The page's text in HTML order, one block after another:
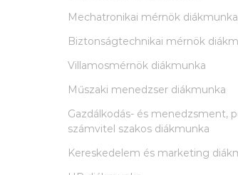
Mechatronikai mérnök diákmunka
Biztonságtechnikai mérnök
Villamosmérnök diákmunka
Műszaki menedzser diákmunka
Gazdálkodás- és menedzsment,
számvitel szakos diákmunka
Kereskedelem és marketing